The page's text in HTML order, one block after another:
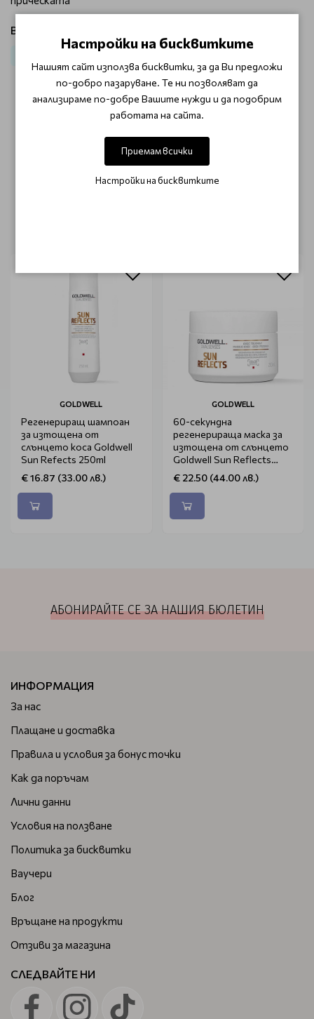
Виж продукти от категория:
ОТЗИВИ (0)
Този продукт няма отзиви.
GOLDWELL
Регенериращ шампоан
за изтощена от
слънцето коса Goldwell
Sun Refects 250ml
€ 16.87 (33.00 лв.)
GOLDWELL
60-секундна
регенерираща маска за
изтощена от слънцето
Goldwell Sun Reflects
200ml
€ 22.50 (44.00 лв.)
АБОНИРАЙТЕ СЕ ЗА НАШИЯ БЮЛЕТИН
ИНФОРМАЦИЯ
За нас
Плащане и доставка
Правила и условия за бонус точки
Как да поръчам
Лични данни
Условия на ползване
Политика за бисквитки
Ваучери
Блог
Връщане на продукти
Отзиви за магазина
СЛЕДВАЙТЕ НИ
Настройки на бисквитките
Нашият сайт използва бисквитки, за да Ви предложи
по-добро пазаруване. Те ни позволяват да
анализираме по-добре Вашите нужди и да подобрим
работата на сайта.
Приемам всички
Настройки на бисквитките